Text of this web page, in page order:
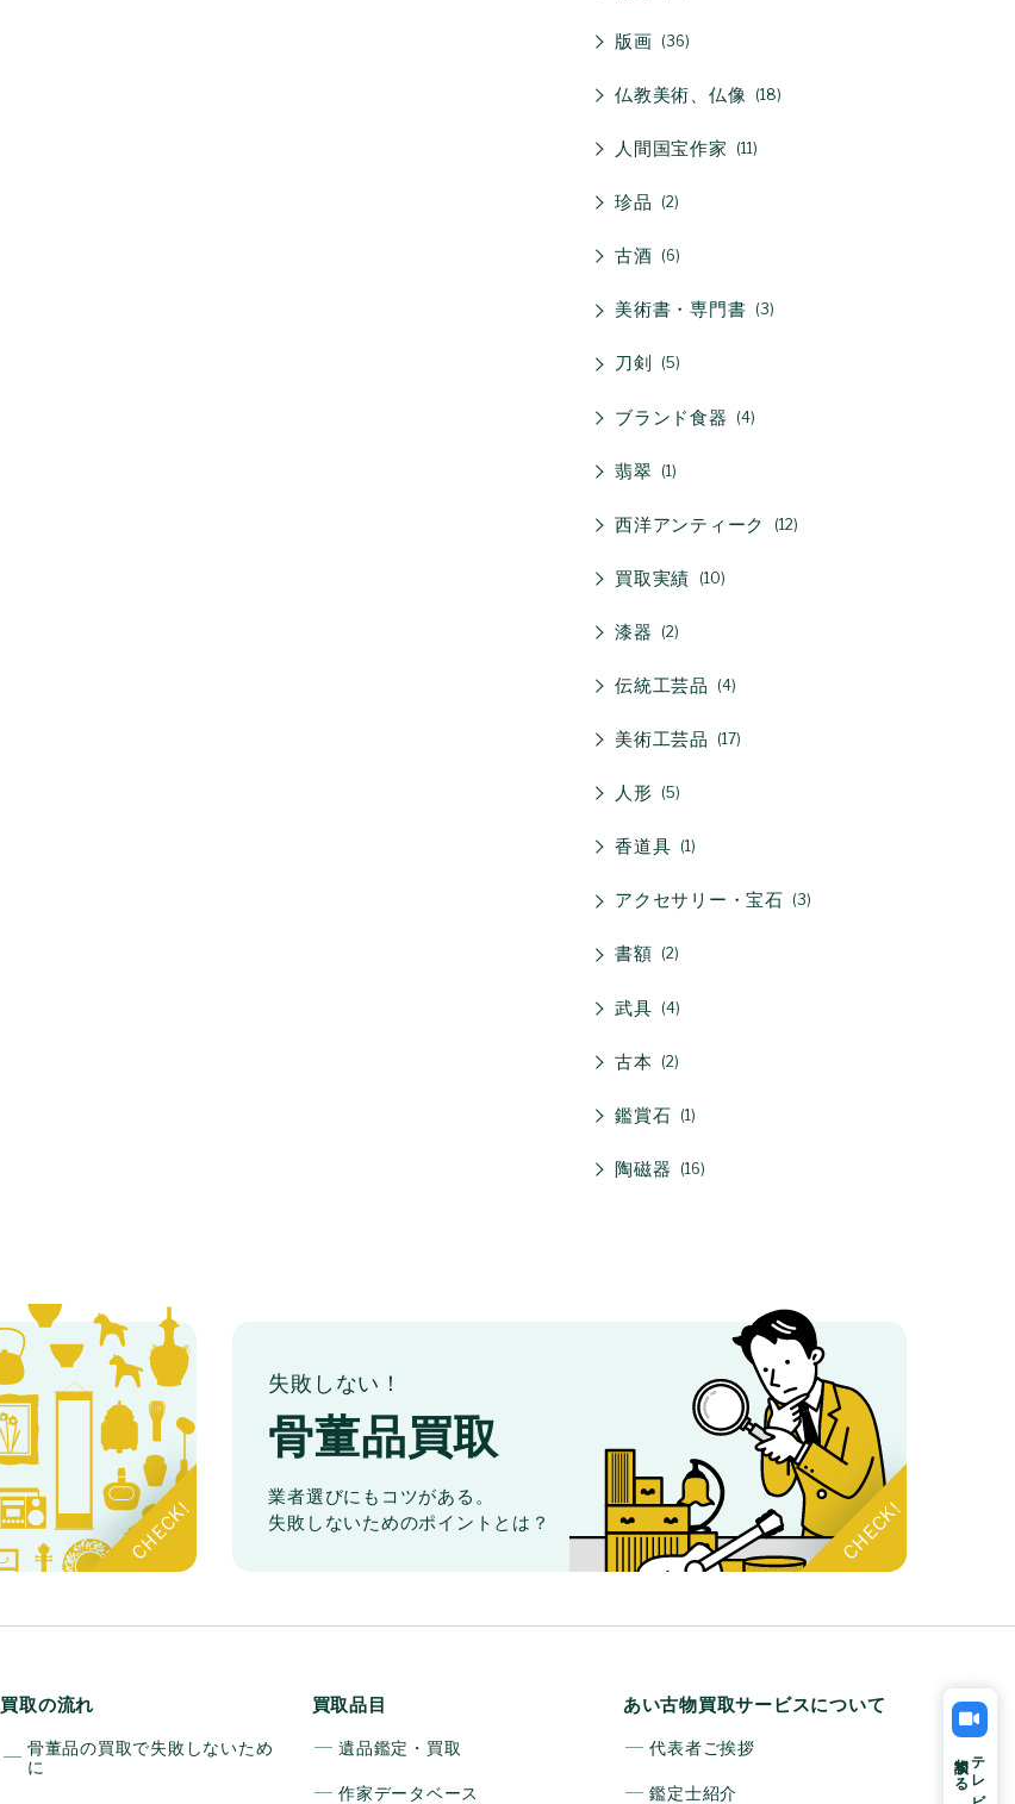
テレビ電話で
相談する
版画 36
仏教美術、仏像 18
人間国宝作家 11
珍品 2
古酒 6
美術書・専門書 3
刀剣 5
ブランド食器 4
翡翠 1
西洋アンティーク 12
買取実績 10
漆器 2
伝統工芸品 4
美術工芸品 17
人形 5
香道具 1
アクセサリー・宝石 3
書額 2
武具 4
古本 2
鑑賞石 1
陶磁器 16
失敗しない！
骨董品買取
業者選びにもコツがある。
失敗しないためのポイントとは？
買取の流れ
骨董品の買取で失敗しないため
に
買取品目
遺品鑑定・買取
作家データベース
あい古物買取サービスについて
代表者ご挨拶
鑑定士紹介